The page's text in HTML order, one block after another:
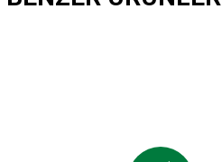
800,00 TL